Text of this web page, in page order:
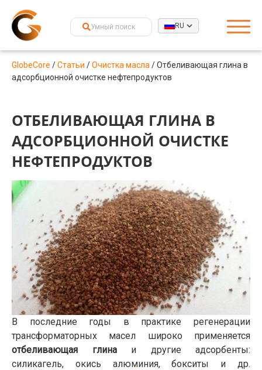
RU
GlobeCore /Статьи /Очистка масла /Отбеливающая глина в
адсорбционной очистке нефтепродуктов
ОТБЕЛИВАЮЩАЯ ГЛИНА В
АДСОРБЦИОННОЙ ОЧИСТКЕ
НЕФТЕПРОДУКТОВ
В последние годы в практике регенерации
трансформаторных масел широко применяется
отбеливающая глина и другие адсорбенты:
силикагель, окись алюминия, бокситы и др.